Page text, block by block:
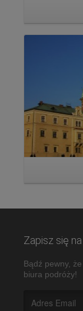
Zapisz się na
Bądź pewny,
biura podróży!